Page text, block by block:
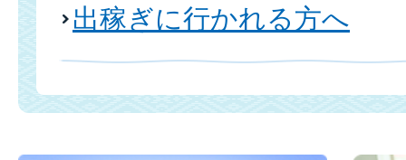
出稼ぎに行かれる方へ